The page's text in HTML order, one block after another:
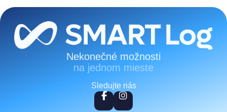
Zápätie
Nekonečné možnosti
na jednom mieste
Sledujte nás